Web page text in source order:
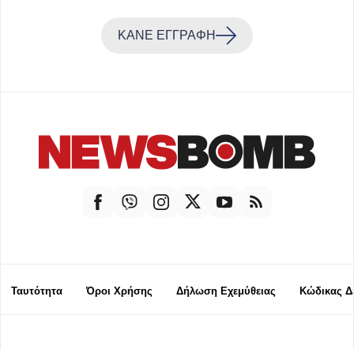
ΚΑΝΕ ΕΓΓΡΑΦΗ
Ταυτότητα Όροι Χρήσης Δήλωση Εχεμύθειας Κώδικας